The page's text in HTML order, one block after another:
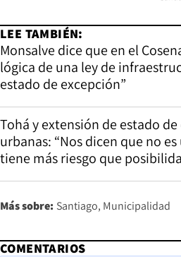
LEE TAMBIÉN:
Monsalve dice que en el
lógica de una ley de
estado de excepción”
Tohá y extensión de estado
urbanas: “Nos dicen que no
tiene más riesgo que
Más sobre: Santiago Municipalidad
COMENTARIOS